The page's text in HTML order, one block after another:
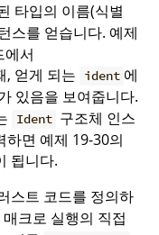
타입의 이름(식별
스를 얻습니다. 예제
에서
, 얻게 되는 ident 에
있음을 보여줍니다.
Ident 구조체 인스
하면 예제 19-30의
됩니다.
스트 코드를 정의하
매크로 실행의 직접